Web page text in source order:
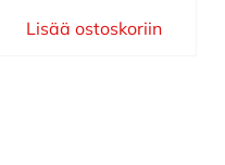
Lisää ostoskoriin